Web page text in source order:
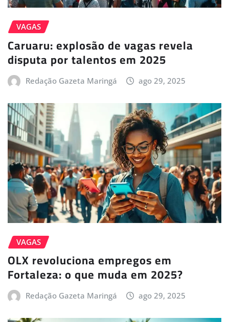
VAGAS
Caruaru: explosão de vagas revela
disputa por talentos em 2025
Redação Gazeta Maringá ago 29, 2025
VAGAS
OLX revoluciona empregos em
Fortaleza: o que muda em 2025?
Redação Gazeta Maringá ago 29, 2025